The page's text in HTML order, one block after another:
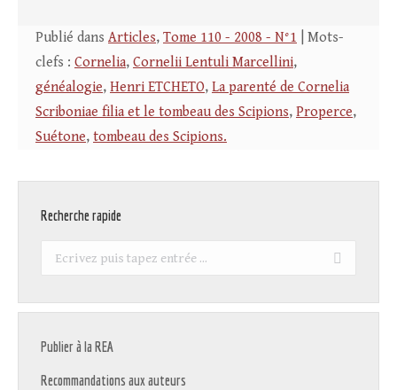
Publié dans Articles, Tome 110 - 2008 - N°1 | Mots-
clefs : Cornelia, Cornelii Lentuli Marcellini,
généalogie, Henri ETCHETO, La parenté de Cornelia
Scriboniae filia et le tombeau des Scipions, Properce,
Suétone, tombeau des Scipions.
Recherche rapide
Recherche
Publier à la REA
Recommandations aux auteurs